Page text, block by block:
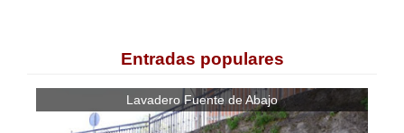
Entradas populares
Lavadero Fuente de Abajo